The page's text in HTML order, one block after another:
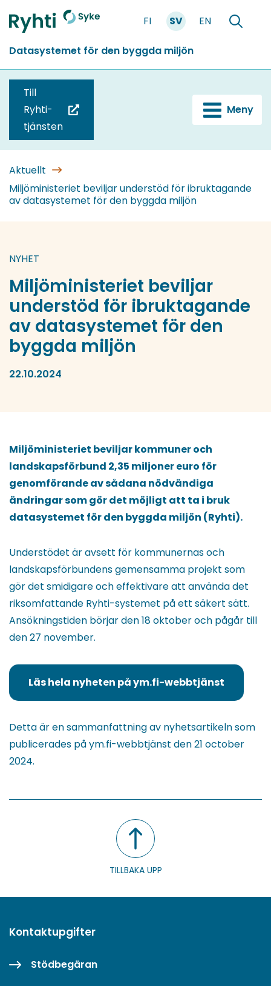
till
Förstasidan
FI SV EN
Söka
Datasystemet för den byggda miljön
Till
Ryhti-
tjänsten
blir
omdirigerad
till
en
annan
Meny
Aktuellt
Miljöministeriet beviljar understöd för ibruktagande
av datasystemet för den byggda miljön
NYHET
Miljöministeriet beviljar
understöd för ibruktagande
av datasystemet för den
byggda miljön
22.10.2024
Miljöministeriet beviljar kommuner och
landskapsförbund 2,35 miljoner euro för
genomförande av sådana nödvändiga
ändringar som gör det möjligt att ta i bruk
datasystemet för den byggda miljön (Ryhti).
Understödet är avsett för kommunernas och
landskapsförbundens gemensamma projekt som
gör det smidigare och effektivare att använda det
riksomfattande Ryhti-systemet på ett säkert sätt.
Ansökningstiden börjar den 18 oktober och pågår till
den 27 november.
Läs hela nyheten på ym.fi-webbtjänst
(du
omdirigerad
till
en
Detta är en sammanfattning av nyhetsartikeln som
publicerades på ym.fi-webbtjänst den 21 october
2024.
TILLBAKA UPP
Kontaktupgifter
Stödbegäran